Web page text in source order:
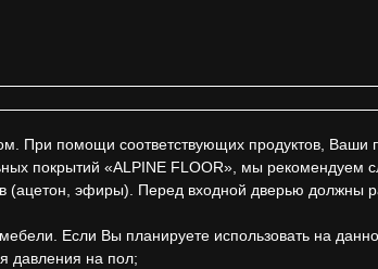
При помощи соответствующих продуктов, Ваши
покрытий «ALPINE FLOOR», мы рекомендуем
эфиры). Перед входной дверью должны
Если Вы планируете использовать на
давления на пол;